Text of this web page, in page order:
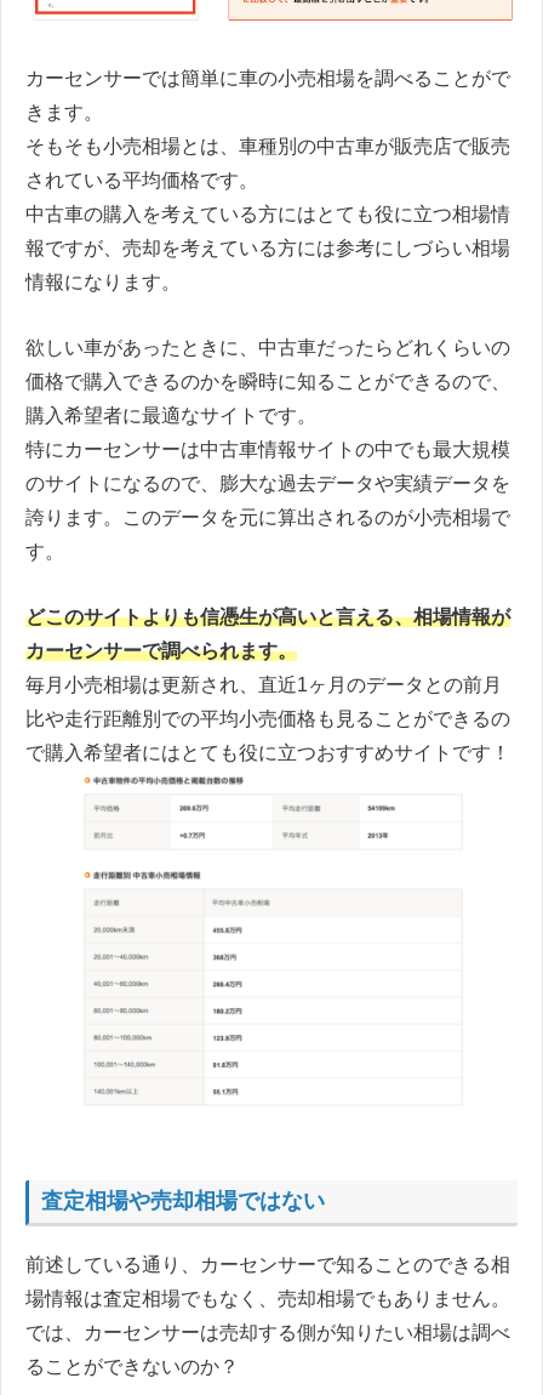
カーセンサーでは簡単に車の小売相場を調べることがで
きます。
そもそも小売相場とは、車種別の中古車が販売店で販売
されている平均価格です。
中古車の購入を考えている方にはとても役に立つ相場情
報ですが、売却を考えている方には参考にしづらい相場
情報になります。
欲しい車があったときに、中古車だったらどれくらいの
価格で購入できるのかを瞬時に知ることができるので、
購入希望者に最適なサイトです。
特にカーセンサーは中古車情報サイトの中でも最大規模
のサイトになるので、膨大な過去データや実績データを
誇ります。このデータを元に算出されるのが小売相場で
す。
どこのサイトよりも信憑生が高いと言える、相場情報が
カーセンサーで調べられます。
毎月小売相場は更新され、直近1ヶ月のデータとの前月
比や走行距離別での平均小売価格も見ることができるの
で購入希望者にはとても役に立つおすすめサイトです！
査定相場や売却相場ではない
前述している通り、カーセンサーで知ることのできる相
場情報は査定相場でもなく、売却相場でもありません。
では、カーセンサーは売却する側が知りたい相場は調べ
ることができないのか？